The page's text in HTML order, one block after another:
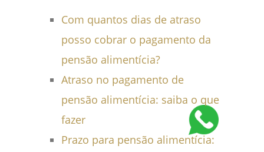
Com quantos dias de atraso
posso cobrar o pagamento da
pensão alimentícia?
Atraso no pagamento de
pensão alimentícia: saiba o que
fazer
Prazo para pensão alimentícia: